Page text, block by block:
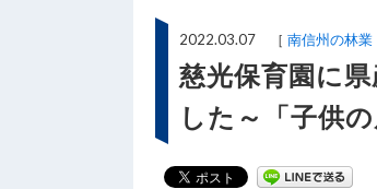
2022.03.07 ［ 南信州の林業
慈光保育園に
した～「子供